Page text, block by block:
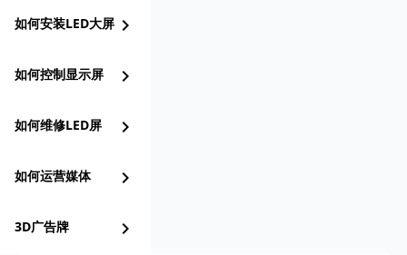
如何安装LED大屏 chevron_right
如何控制显示屏 chevron_right
如何维修LED屏 chevron_right
如何运营媒体 chevron_right
3D广告牌 chevron_right